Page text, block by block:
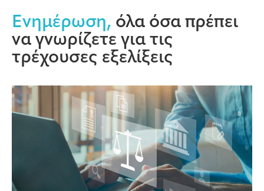
Ενημέρωση, όλα όσα πρέπει
να γνωρίζετε για τις
τρέχουσες εξελίξεις